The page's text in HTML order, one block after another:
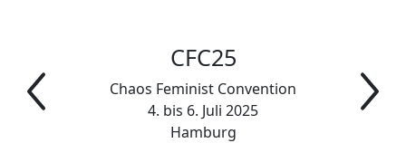
CFC25
Chaos Feminist Convention
4. bis 6. Juli 2025
Hamburg